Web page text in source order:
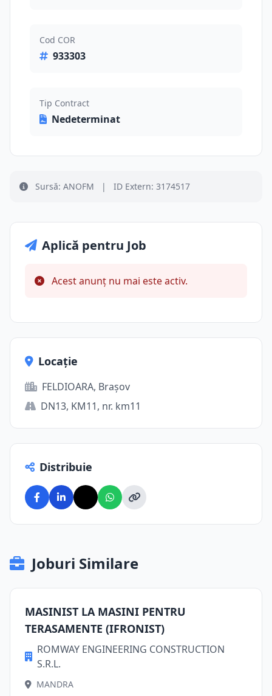
Cod COR
933303
Tip Contract
Nedeterminat
Sursă: ANOFM | ID Extern: 3174517
Aplică pentru Job
Acest anunț nu mai este activ.
Locație
FELDIOARA, Brașov
DN13, KM11, nr. km11
Distribuie
Joburi Similare
MASINIST LA MASINI PENTRU
TERASAMENTE (IFRONIST)
ROMWAY ENGINEERING CONSTRUCTION
S.R.L.
MANDRA